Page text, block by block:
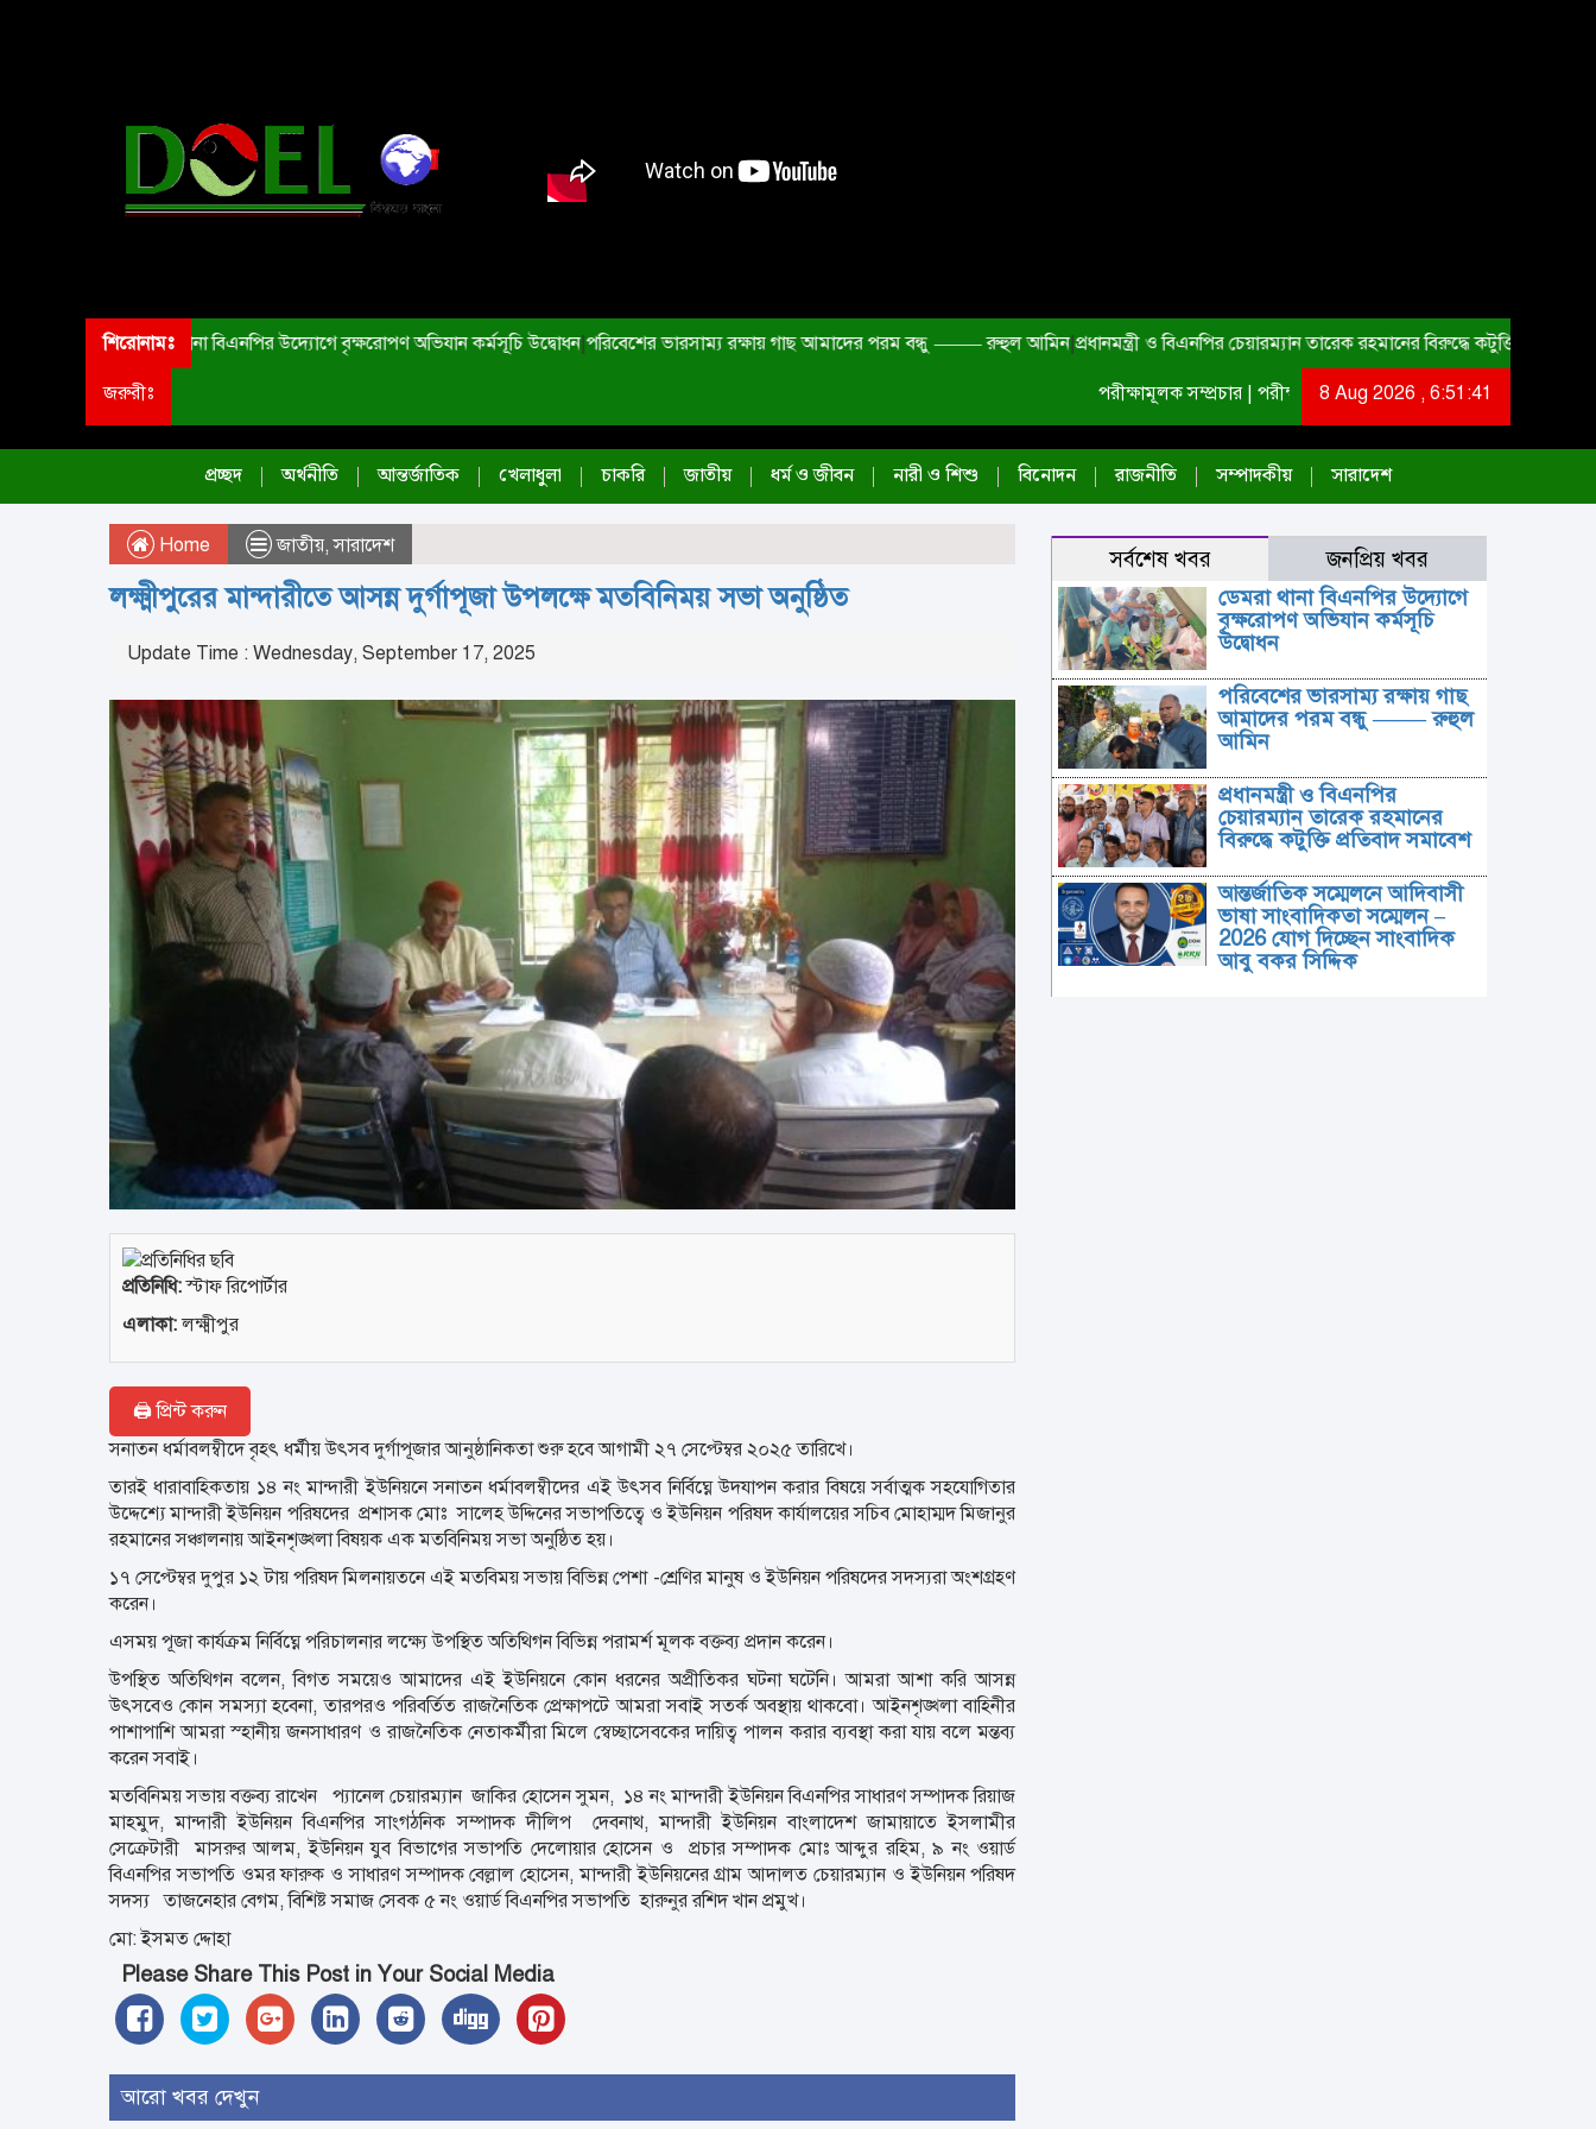
শিরোনামঃ
ডেমরা থানা বিএনপির উদ্যোগে বৃক্ষরোপণ অভিযান কর্মসূচি উদ্বোধন|পরিবেশের ভারসাম্য রক্ষায় গাছ আমাদের পরম বন্ধু ——– রুহুল আমিন|প্রধানমন্ত্রী ও বিএনপির চেয়ারম্যান তারেক রহমানের বিরুদ্ধে কটুক্তি প্রতিবাদ
জরুরীঃ পরীক্ষামূলক সম্প্রচার | পরীক্ষামূলক সম্প্রচার | পরীক্ষামূলক সম্প্রচার
8 Aug 2026 , 6:51:42
প্রচ্ছদ অর্থনীতি আন্তর্জাতিক খেলাধুলা চাকরি জাতীয় ধর্ম ও জীবন নারী ও শিশু বিনোদন রাজনীতি সম্পাদকীয় সারাদেশ
Home জাতীয়,সারাদেশ
লক্ষ্মীপুরের ‎মান্দারীতে আসন্ন দুর্গাপূজা উপলক্ষে মতবিনিময় সভা অনুষ্ঠিত
Update Time : Wednesday, September 17, 2025
প্রতিনিধি:স্টাফ রিপোর্টার
এলাকা:লক্ষ্মীপুর
🖨 প্রিন্ট করুন
‎সনাতন ধর্মাবলম্বীদে বৃহৎ ধর্মীয় উৎসব দুর্গাপূজার আনুষ্ঠানিকতা শুরু হবে আগামী ২৭ সেপ্টেম্বর ২০২৫ তারিখে।
তারই ধারাবাহিকতায় ১৪ নং মান্দারী ইউনিয়নে সনাতন ধর্মাবলম্বীদের এই উৎসব নির্বিঘ্নে উদযাপন করার বিষয়ে সর্বাত্মক সহযোগিতার
উদ্দেশ্যে মান্দারী ইউনিয়ন পরিষদের প্রশাসক মোঃ সালেহ উদ্দিনের সভাপতিত্বে ও ইউনিয়ন পরিষদ কার্যালয়ের সচিব মোহাম্মদ মিজানুর
রহমানের সঞ্চালনায় আইনশৃঙ্খলা বিষয়ক এক মতবিনিময় সভা অনুষ্ঠিত হয়।
‎১৭ সেপ্টেম্বর দুপুর ১২ টায় পরিষদ মিলনায়তনে এই মতবিময় সভায় বিভিন্ন পেশা -শ্রেণির মানুষ ও ইউনিয়ন পরিষদের সদস্যরা অংশগ্রহণ
করেন।
এসময় পূজা কার্যক্রম নির্বিঘ্নে পরিচালনার লক্ষ্যে উপস্থিত অতিথিগন বিভিন্ন পরামর্শ মূলক বক্তব্য প্রদান করেন।
উপস্থিত অতিথিগন বলেন, বিগত সময়েও আমাদের এই ইউনিয়নে কোন ধরনের অপ্রীতিকর ঘটনা ঘটেনি। আমরা আশা করি আসন্ন
উৎসবেও কোন সমস্যা হবেনা, তারপরও পরিবর্তিত রাজনৈতিক প্রেক্ষাপটে আমরা সবাই সতর্ক অবস্থায় থাকবো। আইনশৃঙ্খলা বাহিনীর
পাশাপাশি আমরা স্হানীয় জনসাধারণ ও রাজনৈতিক নেতাকর্মীরা মিলে স্বেচ্ছাসেবকের দায়িত্ব পালন করার ব্যবস্থা করা যায় বলে মন্তব্য
করেন সবাই।
‎মতবিনিময় সভায় বক্তব্য রাখেন প্যানেল চেয়ারম্যান জাকির হোসেন সুমন, ১৪ নং মান্দারী ইউনিয়ন বিএনপির সাধারণ সম্পাদক রিয়াজ
মাহমুদ, মান্দারী ইউনিয়ন বিএনপির সাংগঠনিক সম্পাদক দীলিপ দেবনাথ, মান্দারী ইউনিয়ন বাংলাদেশ জামায়াতে ইসলামীর
সেক্রেটারী মাসরুর আলম, ইউনিয়ন যুব বিভাগের সভাপতি দেলোয়ার হোসেন ও প্রচার সম্পাদক মোঃ আব্দুর রহিম, ৯ নং ওয়ার্ড
বিএনপির সভাপতি ওমর ফারুক ও সাধারণ সম্পাদক বেল্লাল হোসেন, মান্দারী ইউনিয়নের গ্রাম আদালত চেয়ারম্যান ও ইউনিয়ন পরিষদ
সদস্য তাজনেহার বেগম, বিশিষ্ট সমাজ সেবক ৫ নং ওয়ার্ড বিএনপির সভাপতি হারুনুর রশিদ খান প্রমুখ।
মো: ইসমত দ্দোহা
Please Share This Post in Your Social Media
আরো খবর দেখুন
সর্বশেষ খবর জনপ্রিয় খবর
ডেমরা থানা বিএনপির উদ্যোগে
বৃক্ষরোপণ অভিযান কর্মসূচি
উদ্বোধন
পরিবেশের ভারসাম্য রক্ষায় গাছ
আমাদের পরম বন্ধু ——– রুহুল
আমিন
প্রধানমন্ত্রী ও বিএনপির
চেয়ারম্যান তারেক রহমানের
বিরুদ্ধে কটুক্তি প্রতিবাদ সমাবেশ
আন্তর্জাতিক সম্মেলনে আদিবাসী
ভাষা সাংবাদিকতা সম্মেলন –
2026 যোগ দিচ্ছেন সাংবাদিক
আবু বকর সিদ্দিক